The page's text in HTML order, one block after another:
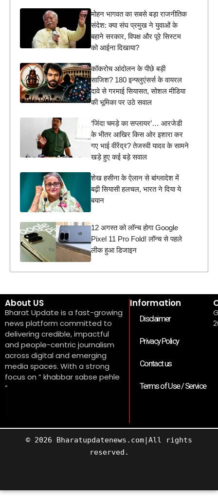
मोहन भागवत का सबसे बड़ा राजनीतिक
संदेश: क्या संघ प्रमुख ने युवाओं के
बहाने सरकार, विपक्ष और पूरे सिस्टम
को आईना दिखाया?
कॉकरोच आंदोलन के पीछे बड़ी
साजिश? 180 इन्फ्लुएंसर्स के वायरल
दावे से गरमाई सियासत, सोशल मीडिया
की भूमिका पर उठे सवाल
‘जिंदा चमड़े का सप्लायर’… आरजेडी
के भीतर आखिर किस ओर इशारा कर
गए भाई वीरेंद्र? तेजस्वी यादव के सामने
खड़े हुए कई बड़े सवाल
शेख हसीना के ऐलान से बांग्लादेश में
बढ़ी सियासी हलचल, भारत ने दिया ये
बयान
12 अगस्त को लॉन्च होगा Google
Pixel 11 Pro Fold! लॉन्च से पहले
लीक हुआ डिजाइन
About US
Bharat Update is a fast-growing
news platform committed to
delivering credible, impactful
and people-centric journalism
across digital and emerging
media spaces. With a strong
focus on ” khabbar sabse pehle
“
Information
Disclaimer
Privacy Policy
Contact us
Terms of Use / Service
© 2026 Bharatupdatenews.com|All rights
reserved.